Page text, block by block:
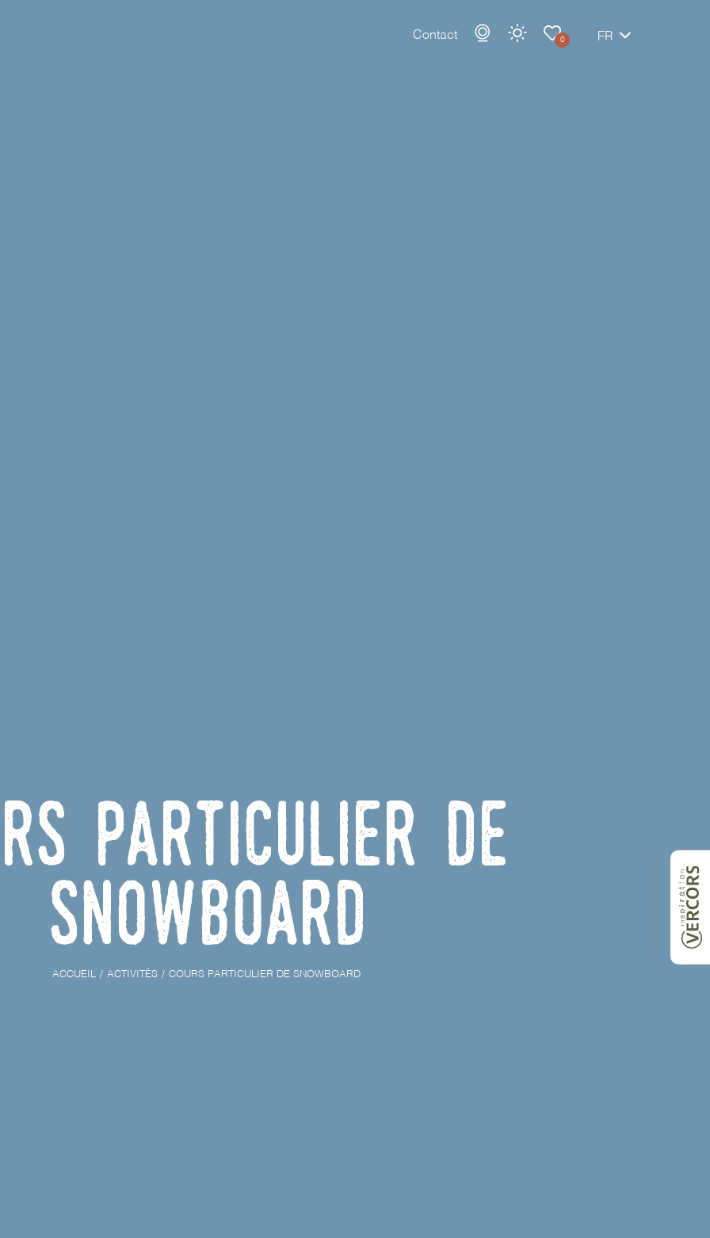
Contact 0 FR
particulier de
Snowboard
ACCUEIL ACTIVITÉS COURS PARTICULIER DE SNOWBOARD